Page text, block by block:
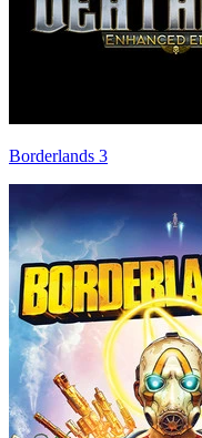
Borderlands 3